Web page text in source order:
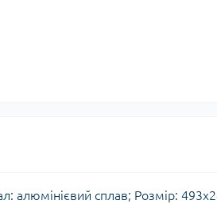
алюмінієвий сплав; Розмір: